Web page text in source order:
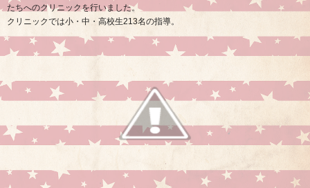
たちへのクリニックを行いました。
クリニックでは小・中・高校生213名の指導。